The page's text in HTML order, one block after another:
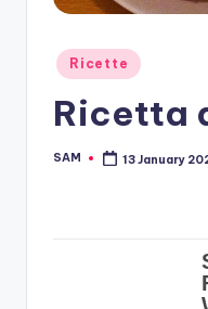
Posted
in
Ricette
Ricetta
Posted
SAM 13 January